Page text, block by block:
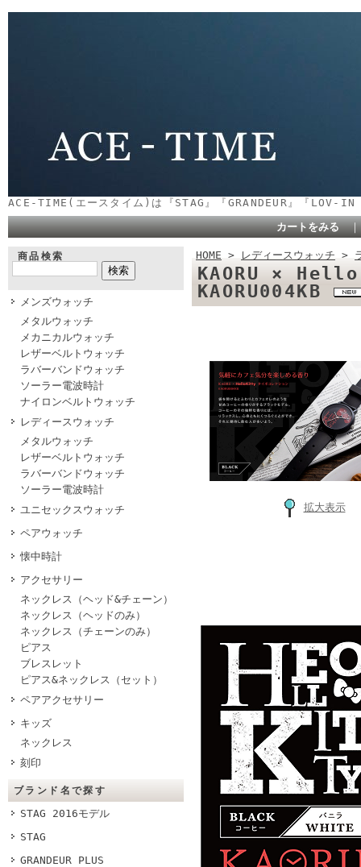
ACE-TIME(エースタイム)は『STAG』『GRANDEUR』『
カートをみる
商品検索
メンズウォッチ
メタルウォッチ
メカニカルウォッチ
レザーベルトウォッチ
ラバーバンドウォッチ
ソーラー電波時計
ナイロンベルトウォッチ
レディースウォッチ
メタルウォッチ
レザーベルトウォッチ
ラバーバンドウォッチ
ソーラー電波時計
ユニセックスウォッチ
ペアウォッチ
懐中時計
アクセサリー
ネックレス（ヘッド&チェーン）
ネックレス（ヘッドのみ）
ネックレス（チェーンのみ）
ピアス
ブレスレット
ピアス&ネックレス（セット）
ペアアクセサリー
キッズ
ネックレス
刻印
ブランド名で探す
STAG 2016モデル
STAG
GRANDEUR PLUS
HOME > レディースウォッチ >
KAORU ×
KAORU004KB
拡大表示